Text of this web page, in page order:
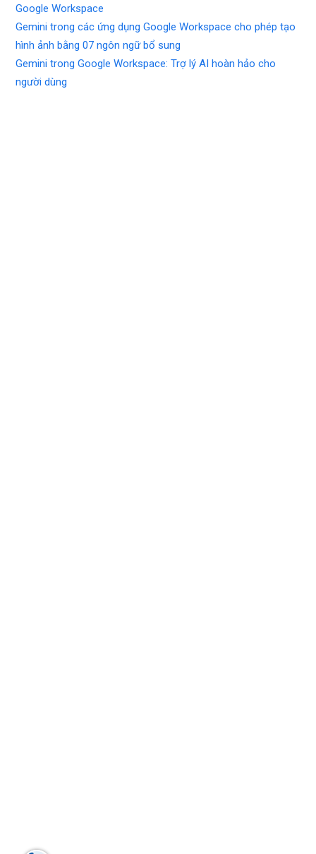
Google Workspace
Gemini trong các ứng dụng Google Workspace cho phép tạo
hình ảnh bằng 07 ngôn ngữ bổ sung
Gemini trong Google Workspace: Trợ lý AI hoàn hảo cho
người dùng